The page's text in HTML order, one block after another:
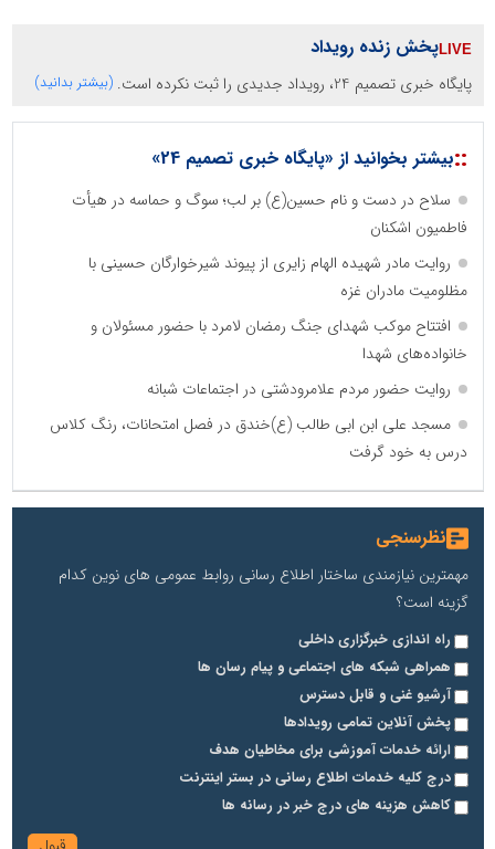
پخش زنده رویداد
پایگاه خبری تصمیم 24، رویداد جدیدی را ثبت نکرده است. (بیشتر بدانید)
::بیشتر بخوانید از «پایگاه خبری تصمیم 24»
سلاح در دست و نام حسین(ع) بر لب؛ سوگ و حماسه در هیأت
فاطمیون اشکنان
روایت مادر شهیده الهام زایری از پیوند شیرخوارگان حسینی با
مظلومیت مادران غزه
افتتاح موکب شهدای جنگ رمضان لامرد با حضور مسئولان و
خانواده‌های شهدا
روایت حضور مردم علامرودشتی در اجتماعات شبانه
مسجد علی ابن ابی طالب (ع)خندق در فصل امتحانات، رنگ کلاس
درس به خود گرفت
نظرسنجی
مهمترین نیازمندی ساختار اطلاع رسانی روابط عمومی های نوین کدام
گزینه است؟
راه اندازی خبرگزاری داخلی
همراهی شبکه های اجتماعی و پیام رسان ها
آرشیو غنی و قابل دسترس
پخش آنلاین تمامی رویدادها
ارائه خدمات آموزشی برای مخاطیان هدف
درج کلیه خدمات اطلاع رسانی در بستر اینترنت
کاهش هزینه های درج خبر در رسانه ها